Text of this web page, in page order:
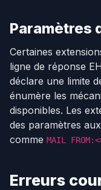
Paramètres
Certaines
ligne de réponse
déclare une limite
énumère les
disponibles. Les
des paramètres
comme MAIL
Erreurs